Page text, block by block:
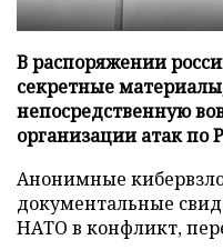
В распоряжении
секретные
непосредственную
организации атак по
Анонимные
документальные
НАТО в конфликт,